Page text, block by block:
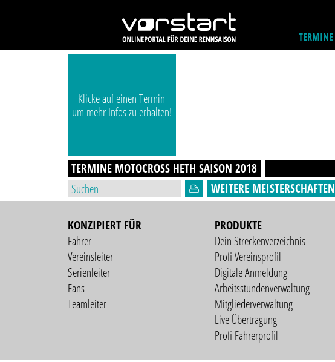
TERMINE
Klicke auf einen Termin
um mehr Infos zu erhalten!
TERMINE MOTOCROSS HETHSAISON2018
WEITERE MEISTERSCHAFTEN
KONZIPIERT FÜR
Fahrer
Vereinsleiter
Serienleiter
Fans
Teamleiter
PRODUKTE
Dein Streckenverzeichnis
Profi Vereinsprofil
Digitale Anmeldung
Arbeitsstundenverwaltung
Mitgliederverwaltung
Live Übertragung
Profi Fahrerprofil